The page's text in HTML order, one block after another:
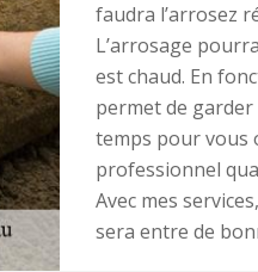
faudra l’arrosez
L’arrosage
est chaud. En
permet de garder
temps pour vous
professionnel
Avec mes
sera entre de